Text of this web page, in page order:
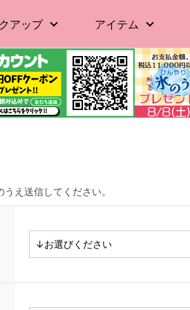
アップ アイテム
え送信してください。